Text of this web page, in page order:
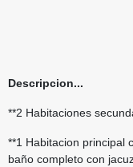
Descripcion...
**2 Habitaciones
**1 Habitacion principal
baño completo con